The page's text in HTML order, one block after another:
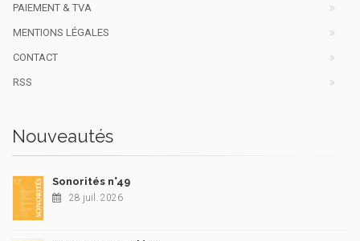
PAIEMENT & TVA
MENTIONS LÉGALES
CONTACT
RSS
Nouveautés
Sonorités n°49
28 juil. 2026